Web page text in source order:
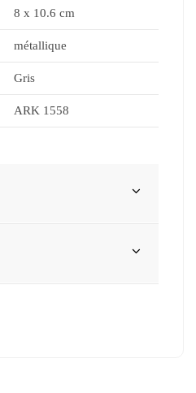
8 x 10.6 cm
métallique
Gris
ARK 1558